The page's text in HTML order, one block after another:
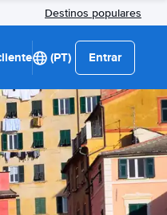
Destinos populares
(PT) Entrar